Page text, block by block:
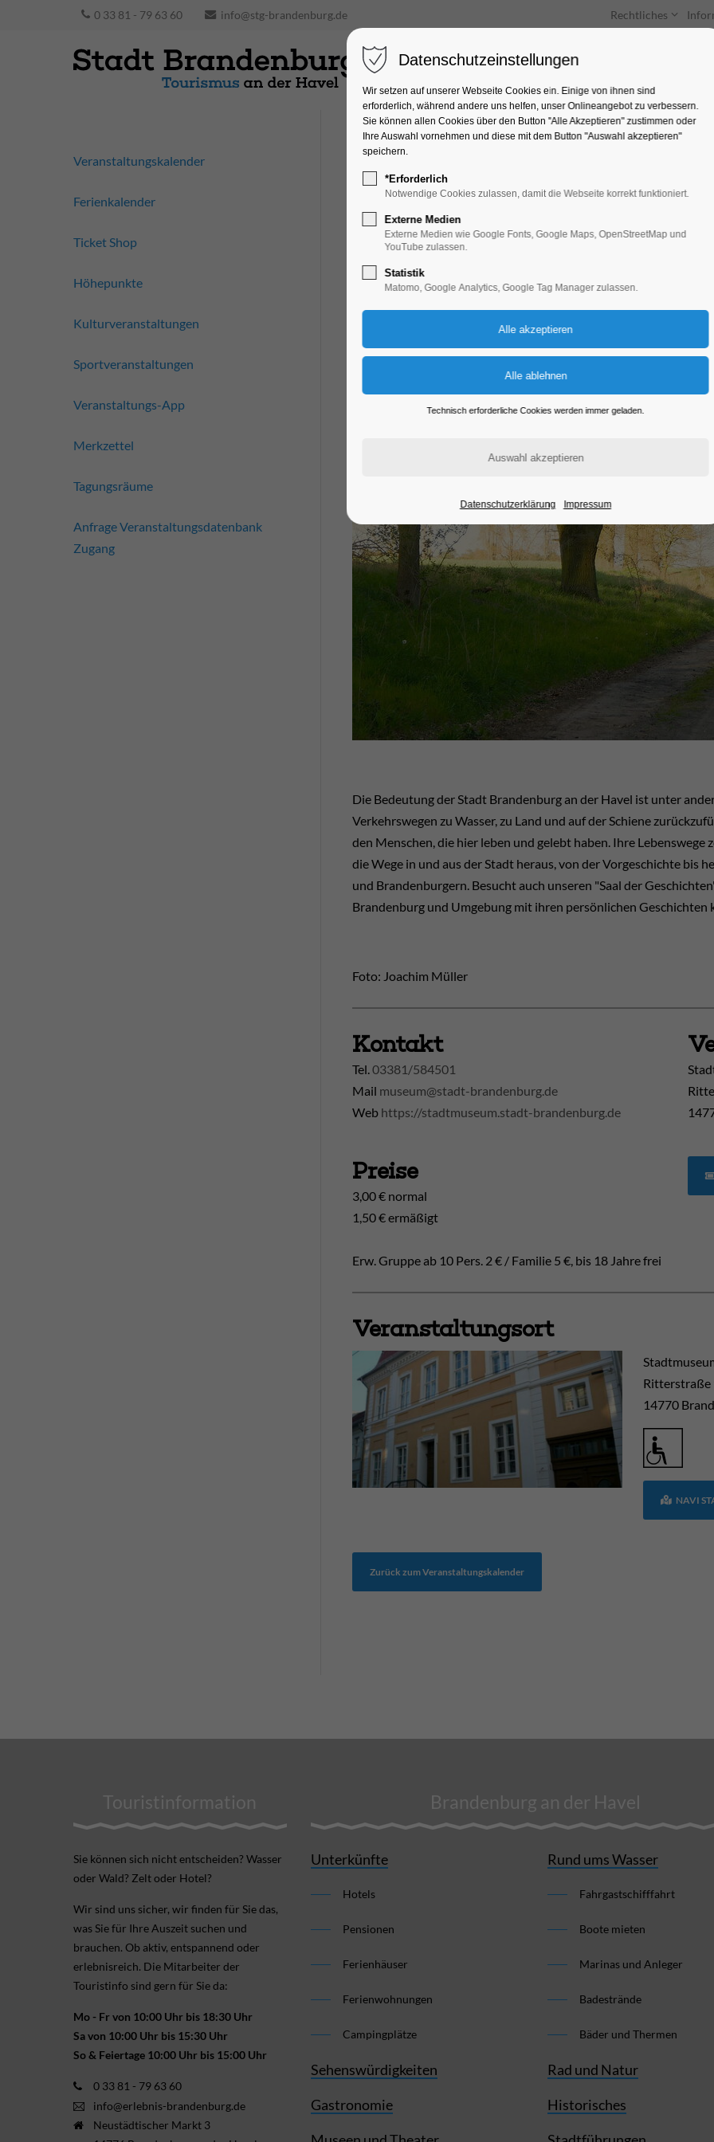
0 33 81 - 79 63 60 info@stg-brandenburg.de Rechtliches
Unterkünfte Entdecken & Erleben
Sonderausstellung
Ausstellung, Kinder, Jugend, Kunst,
25.03.2026, 13:00–17:00
Die Bedeutung der Stadt Brandenburg an der Havel ist unter
Verkehrswegen zu Wasser, zu Land und auf der Schiene
den Menschen, die hier leben und gelebt haben. Ihre
die Wege in und aus der Stadt heraus, von der Vorgeschichte bis
und Brandenburgern. Besucht auch unseren "Saal der
Brandenburg und Umgebung mit ihren persönlichen Geschichten
Foto: Joachim Müller
Kontakt
Tel. 03381/584501
Mail museum@stadt-brandenburg.de
Web https://stadtmuseum.stadt-brandenburg.de
Preise
3,00 € normal
1,50 € ermäßigt
Erw. Gruppe ab 10 Pers. 2 € / Familie 5 €, bis 18 Jahre frei
Veranstaltungsort
Ritterstraße
14770
NAVI
Zurück zum Veranstaltungskalender
Veranstaltungskalender
Ferienkalender
Ticket Shop
Höhepunkte
Kulturveranstaltungen
Sportveranstaltungen
Veranstaltungs-App
Merkzettel
Tagungsräume
Anfrage Veranstaltungsdatenbank
Zugang
Touristinformation
Sie können sich nicht ent­scheiden? Wasser
oder Wald? Zelt oder Hotel?
Wir sind uns sicher, wir finden für Sie das,
was Sie für Ihre Aus­zeit suchen und
brauchen. Ob aktiv, ent­spannend oder
erlebnis­reich. Die Mitarbeiter der
Touristinfo sind gern für Sie da:
Mo - Fr von 10:00 Uhr bis 18:30 Uhr
Sa von 10:00 Uhr bis 15:30 Uhr
So & Feiertage 10:00 Uhr bis 15:00 Uhr
0 33 81 - 79 63 60
info@erlebnis-brandenburg.de
Neustädtischer Markt 3
Brandenburg an der Havel
Unterkünfte
Hotels
Pensionen
Ferienhäuser
Ferienwohnungen
Campingplätze
Sehenswürdigkeiten
Gastronomie
Rund ums Wasser
Fahrgastschifffahrt
Boote mieten
Marinas und Anleger
Badestrände
Bäder und Thermen
Rad und Natur
Historisches
Datenschutzeinstellungen
Wir setzen auf unserer Webseite Cookies ein. Einige von ihnen sind
erforderlich, während andere uns helfen, unser Onlineangebot zu verbessern.
Sie können allen Cookies über den Button "Alle Akzeptieren" zustimmen oder
Ihre Auswahl vornehmen und diese mit dem Button "Auswahl akzeptieren"
speichern.
*Erforderlich
Notwendige Cookies zulassen, damit die Webseite korrekt funktioniert.
Externe Medien
Externe Medien wie Google Fonts, Google Maps, OpenStreetMap und
YouTube zulassen.
Statistik
Matomo, Google Analytics, Google Tag Manager zulassen.
Technisch erforderliche Cookies werden immer geladen.
Datenschutzerklärung Impressum